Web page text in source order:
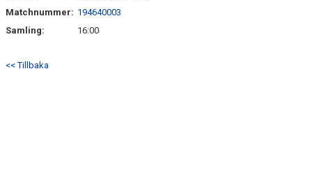
Matchnummer: 194640003
Samling:
16:00
<< Tillbaka